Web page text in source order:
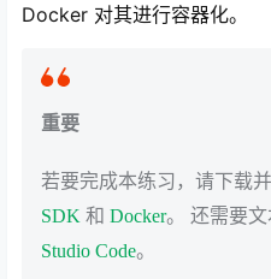
Docker 对其进行容器化。
重要
若要完成本练习，请下载
SDK 和 Docker。 还需要
Studio Code。